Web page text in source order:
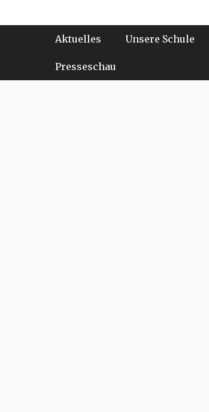
Footer-Menü
Weiter
Inhalt
Aktuelles Unsere Schule
Presseschau